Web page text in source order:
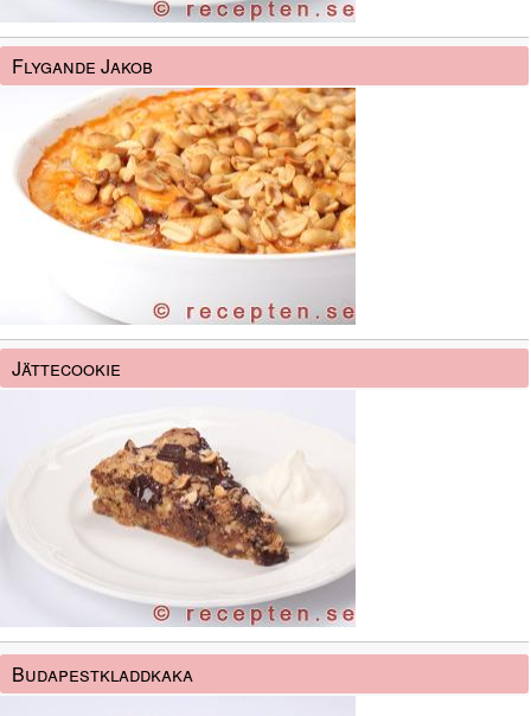
Flygande Jakob
Jättecookie
Budapestkladdkaka